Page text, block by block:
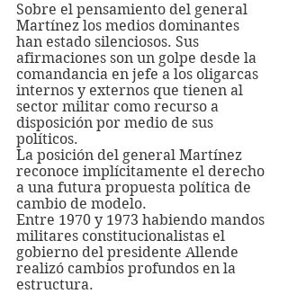
Sobre el pensamiento del general
Martínez los medios dominantes
han estado silenciosos. Sus
afirmaciones son un golpe desde la
comandancia en jefe a los oligarcas
internos y externos que tienen al
sector militar como recurso a
disposición por medio de sus
políticos.
La posición del general Martínez
reconoce implícitamente el derecho
a una futura propuesta política de
cambio de modelo.
Entre 1970 y 1973 habiendo mandos
militares constitucionalistas el
gobierno del presidente Allende
realizó cambios profundos en la
estructura.